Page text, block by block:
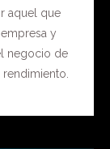
aquel que
y
negocio de